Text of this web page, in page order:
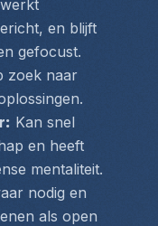
en blijft
gefocust.
zoek naar
Kan snel
en heeft
mentaliteit.
nodig en
als open